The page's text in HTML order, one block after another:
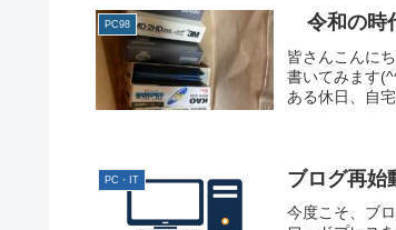
PC98 令和の時
皆さんこんに
書いてみます
ある休日、自
PC・IT ブログ再始
今度こそ、ブ